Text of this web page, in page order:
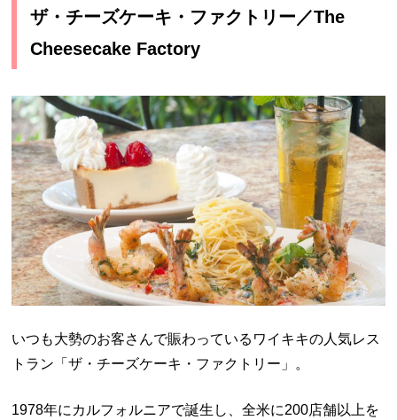
ザ・チーズケーキ・ファクトリー／The
Cheesecake Factory
いつも大勢のお客さんで賑わっているワイキキの人気レス
トラン「ザ・チーズケーキ・ファクトリー」。
1978年にカルフォルニアで誕生し、全米に200店舗以上を